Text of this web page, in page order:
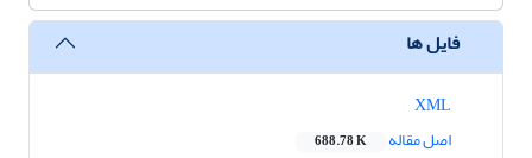
فایل ها
اصل مقاله
688.78 K